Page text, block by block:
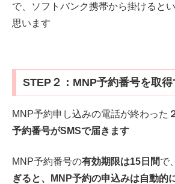
で、ソフトバンク携帯から掛けると
思います
STEP２：MNP予約番号を取得
MNP予約申し込みの電話が終わった
予約番号がSMSで届きます
MNP予約番号の有効期限は15日間で
ぎると、MNP予約の申込みは自動的